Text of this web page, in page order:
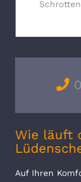
Wie läuft
Auf Ihren